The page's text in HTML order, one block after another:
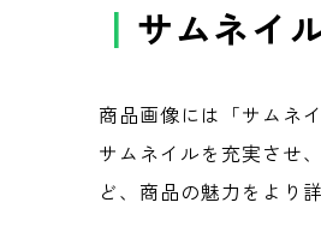
サムネイ
商品画像には「サムネ
サムネイルを充実させ
ど、商品の魅力をより